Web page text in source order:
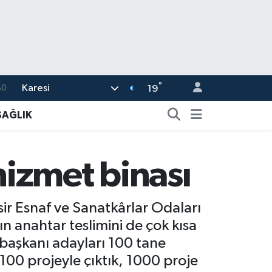
Karesi 19°
binası
Esnaf ve Sanatkârlar Odaları
anahtar teslimini de çok kısa
adayları 100 tane
projeyle çıktık, 1000 proje